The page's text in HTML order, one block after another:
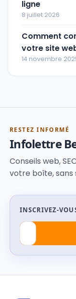
ligne
8 juillet 2026
Comment
votre site
14 novembre
RESTEZ INFORMÉ
Infolettre
Conseils web,
votre boîte, sans
INSCRIVEZ-